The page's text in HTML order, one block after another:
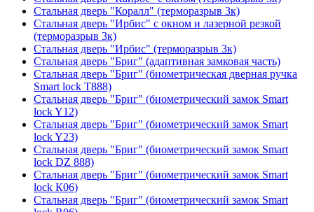
Стальная дверь "Коралл" (терморазрыв 3к)
Стальная дверь "Ирбис" с окном и лазерной резкой
(терморазрыв 3к)
Стальная дверь "Ирбис" (терморазрыв 3к)
Стальная дверь "Бриг" (адаптивная замковая часть)
Стальная дверь "Бриг" (биометрическая дверная ручка
Smart lock T888)
Стальная дверь "Бриг" (биометрический замок Smart
lock Y12)
Стальная дверь "Бриг" (биометрический замок Smart
lock Y23)
Стальная дверь "Бриг" (биометрический замок Smart
lock DZ 888)
Стальная дверь "Бриг" (биометрический замок Smart
lock К06)
Стальная дверь "Бриг" (биометрический замок Smart